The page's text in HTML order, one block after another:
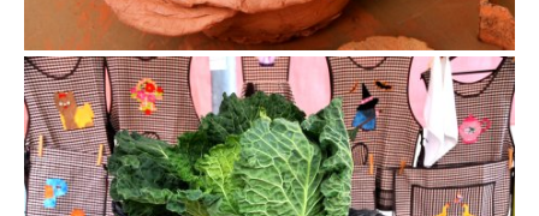
Fira de la col de la Roca del Vallès